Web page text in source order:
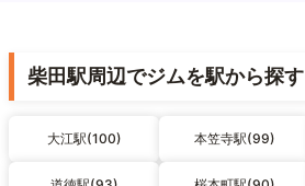
柴田駅周辺でジムを駅から探す
大江駅(100) 本笠寺駅(99)